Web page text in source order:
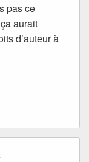
pas ce
aurait
d’auteur à